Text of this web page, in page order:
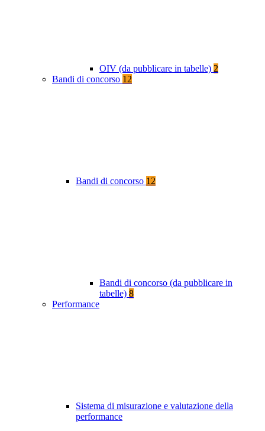
OIV (da pubblicare in tabelle) 2
Bandi di concorso 12
Bandi di concorso 12
Bandi di concorso (da pubblicare in
tabelle) 8
Performance
Sistema di misurazione e valutazione della
performance